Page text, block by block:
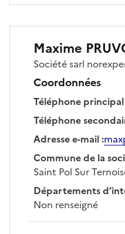
Maxime
Sociétésarl
Coordonnées
Téléphone principal
Téléphone
Adresse e-mail:
Commune de la
Saint Pol Sur
Départements
Non renseigné